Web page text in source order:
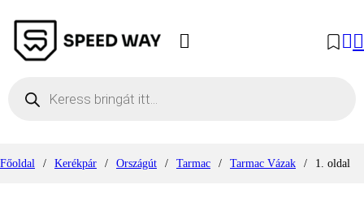
Főoldal / Kerékpár / Országút / Tarmac / Tarmac Vázak / 1. oldal